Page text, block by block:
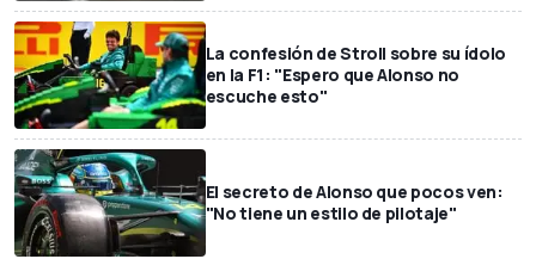
La confesión de Stroll sobre su ídolo
en la F1: "Espero que Alonso no
escuche esto"
El secreto de Alonso que pocos ven:
"No tiene un estilo de pilotaje"